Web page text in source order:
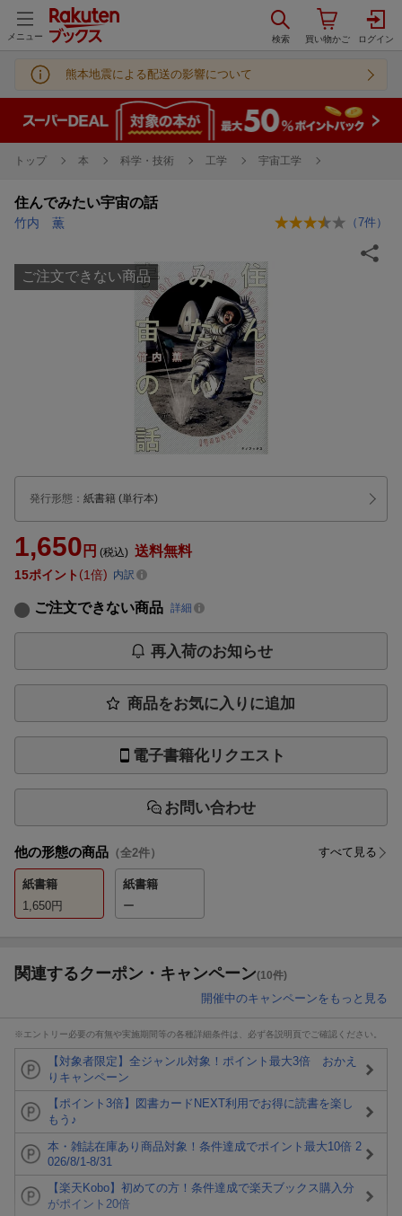
メニュー
熊本地震による配送の影響について
トップ 本 科学・技術 工学 宇宙工学
住んでみたい宇宙の話
竹内 薫 （7件）
ご注文できない商品
発行形態 ： 紙書籍 (単行本)
1,650 円 (税込) 送料無料
15ポイント 1倍 内訳
ご注文できない商品 詳細
再入荷のお知らせ
商品をお気に入りに追加
電子書籍化リクエスト
お問い合わせ
他の形態の商品 （全2件） すべて見る
紙書籍
1,650円
紙書籍
ー
関連するクーポン・キャンペーン(10件)
開催中のキャンペーンをもっと見る
※エントリー必要の有無や実施期間等の各種詳細条件は、必ず各説明頁でご確認ください。
【対象者限定】全ジャンル対象！ポイント最大3倍 おかえ
りキャンペーン
【ポイント3倍】図書カードNEXT利用でお得に読書を楽し
もう♪
本・雑誌在庫あり商品対象！条件達成でポイント最大10倍 2
026/8/1-8/31
【楽天Kobo】初めての方！条件達成で楽天ブックス購入分
がポイント20倍